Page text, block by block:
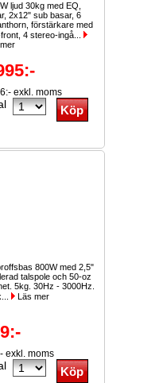
ljud 30kg med EQ,
2x12" sub basar, 6
förstärkare med
4 stereo-ingå...
exkl. moms
800W med 2,5"
talspole och 50-oz
5kg. 30Hz - 3000Hz.
Läs mer
exkl. moms